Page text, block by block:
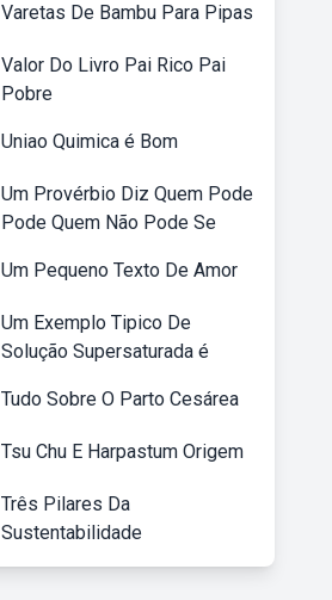
Varetas De Bambu Para Pipas
Valor Do Livro Pai Rico Pai
Pobre
Uniao Quimica é Bom
Um Provérbio Diz Quem Pode
Pode Quem Não Pode Se
Um Pequeno Texto De Amor
Um Exemplo Tipico De
Solução Supersaturada é
Tudo Sobre O Parto Cesárea
Tsu Chu E Harpastum Origem
Três Pilares Da
Sustentabilidade